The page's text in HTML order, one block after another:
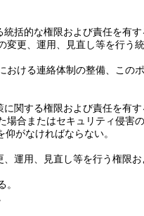
括的な権限および責任を有す
更、運用、見直し等を行う
ける連絡体制の整備、この
関する権限および責任を有す
場合またはセキュリティ侵害
がなければならない。
運用、見直し等を行う権限